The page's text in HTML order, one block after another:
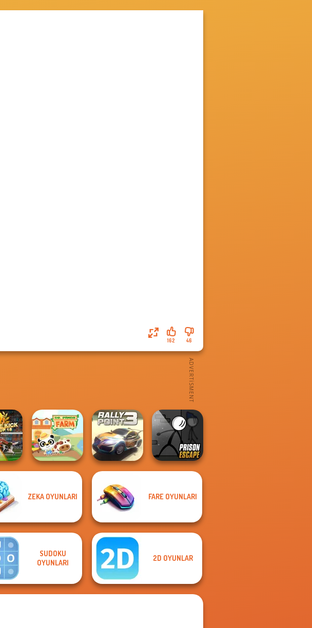
46
162
Kick
18
Rally Point 3
Prison Escape
ZEKA OYUNLARI FARE OYUNLARI
SUDOKU
OYUNLARI
2D OYUNLAR